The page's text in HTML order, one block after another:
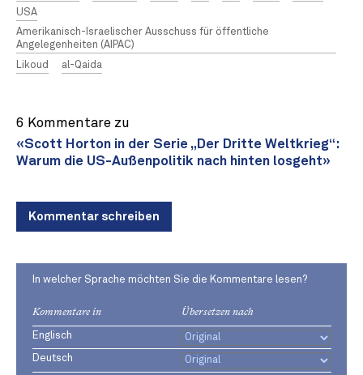
USA
Amerikanisch-Israelischer Ausschuss für öffentliche
Angelegenheiten (AIPAC)
Likoud
al-Qaida
6 Kommentare zu
«Scott Horton in der Serie „Der Dritte Weltkrieg“:
Warum die US-Außenpolitik nach hinten losgeht»
Kommentar schreiben
In welcher Sprache möchten Sie die Kommentare lesen?
Kommentare in Übersetzen nach
Englisch
Deutsch